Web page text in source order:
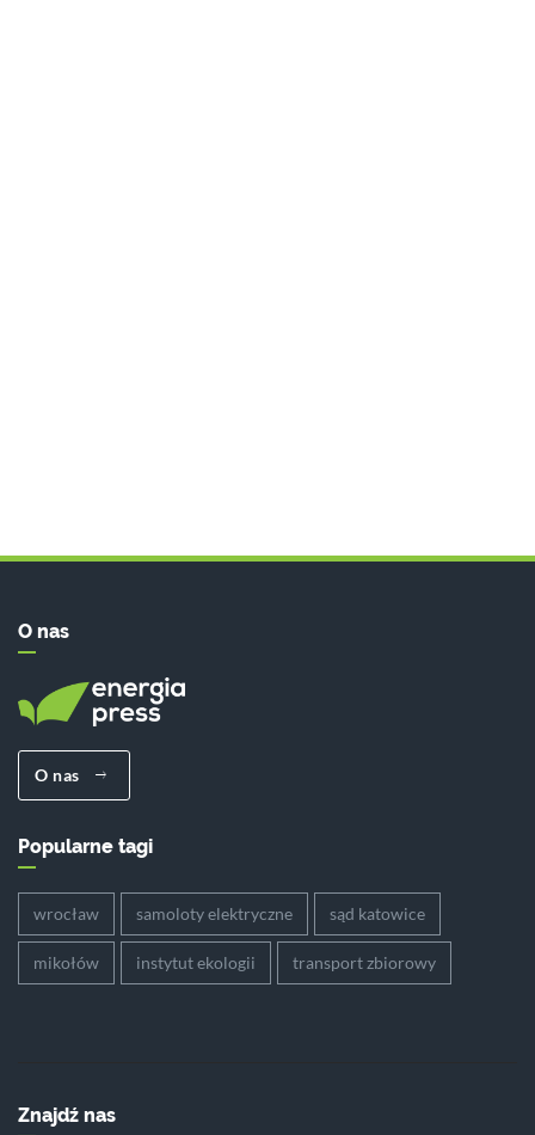
O nas
O nas
Popularne tagi
wrocław samoloty elektryczne sąd katowice
mikołów instytut ekologii transport zbiorowy
Znajdź nas